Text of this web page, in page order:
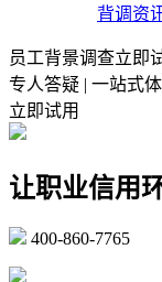
背调资
员工背景调查立即
专人答疑 | 一站式
立即试用
让职业信用
400-860-7765